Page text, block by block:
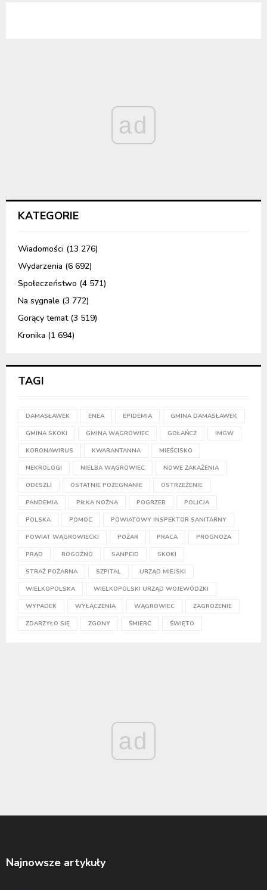
ad
KATEGORIE
Wiadomości (13 276)
Wydarzenia (6 692)
Społeczeństwo (4 571)
Na sygnale (3 772)
Gorący temat(3 519)
Kronika (1 694)
TAGI
DAMASŁAWEK ENEA EPIDEMIA GMINA DAMASŁAWEK
GMINA SKOKI GMINA WĄGROWIEC GOŁAŃCZ IMGW
KORONAWIRUS KWARANTANNA MIEŚCISKO
NEKROLOGI NIELBA WĄGROWIEC NOWE ZAKAŻENIA
ODESZLI OSTATNIE POŻEGNANIE OSTRZEŻENIE
PANDEMIA PIŁKA NOŻNA POGRZEB POLICJA
POLSKA POMOC POWIATOWY INSPEKTOR SANITARNY
POWIAT WĄGROWIECKI POŻAR PRACA PROGNOZA
PRĄD ROGOŹNO SANPEID SKOKI
STRAŻ POŻARNA SZPITAL URZĄD MIEJSKI
WIELKOPOLSKA WIELKOPOLSKI URZĄD WOJEWÓDZKI
WYPADEK WYŁĄCZENIA WĄGROWIEC ZAGROŻENIE
ZDARZYŁO SIĘ ZGONY ŚMIERĆ ŚWIĘTO
ad
Najnowsze artykuły